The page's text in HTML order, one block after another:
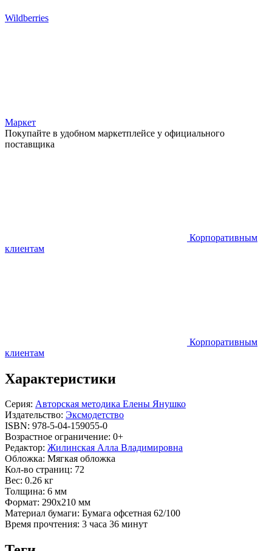
Wildberries
Маркет
Покупайте в удобном маркетплейсе у официального
поставщика
Корпоративным
клиентам
Корпоративным
клиентам
Характеристики
Серия: Авторская методика Елены Янушко
Издательство: Эксмодетство
ISBN: 978-5-04-159055-0
Возрастное ограничение: 0+
Редактор: Жилинская Алла Владимировна
Обложка: Мягкая обложка
Кол-во страниц: 72
Вес: 0.26 кг
Толщина: 6 мм
Формат: 290x210 мм
Материал бумаги: Бумага офсетная 62/100
Время прочтения: 3 часа 36 минут